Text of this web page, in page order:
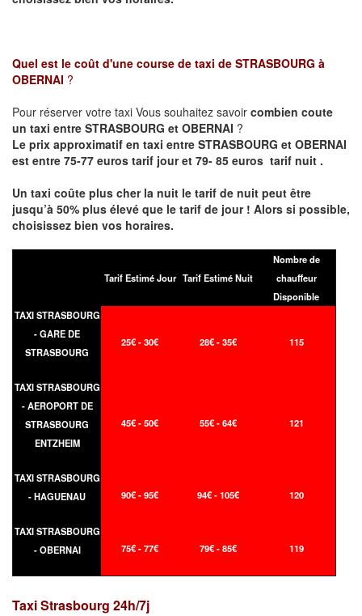
Quel est le coût d'une course de taxi de STRASBOURG à
OBERNAI ?
Pour réserver votre taxi Vous souhaitez savoir combien coute
un taxi entre STRASBOURG et OBERNAI ?
Le prix approximatif en taxi entre STRASBOURG et OBERNAI
est entre 75-77 euros tarif jour et 79- 85 euros tarif nuit .
Un taxi coûte plus cher la nuit le tarif de nuit peut être
jusqu’à 50% plus élevé que le tarif de jour ! Alors si possible,
choisissez bien vos horaires.
Tarif Estimé Jour Tarif Estimé Nuit
Nombre de
chauffeur
Disponible
TAXI STRASBOURG
- GARE DE
STRASBOURG
25€ - 30€ 28€ - 35€ 115
TAXI STRASBOURG
- AEROPORT DE
STRASBOURG
ENTZHEIM
45€ - 50€ 55€ - 64€ 121
TAXI STRASBOURG
- HAGUENAU
90€ - 95€ 94€ - 105€ 120
TAXI STRASBOURG
- OBERNAI
75€ - 77€ 79€ - 85€ 119
TaxiStrasbourg 24h/7j